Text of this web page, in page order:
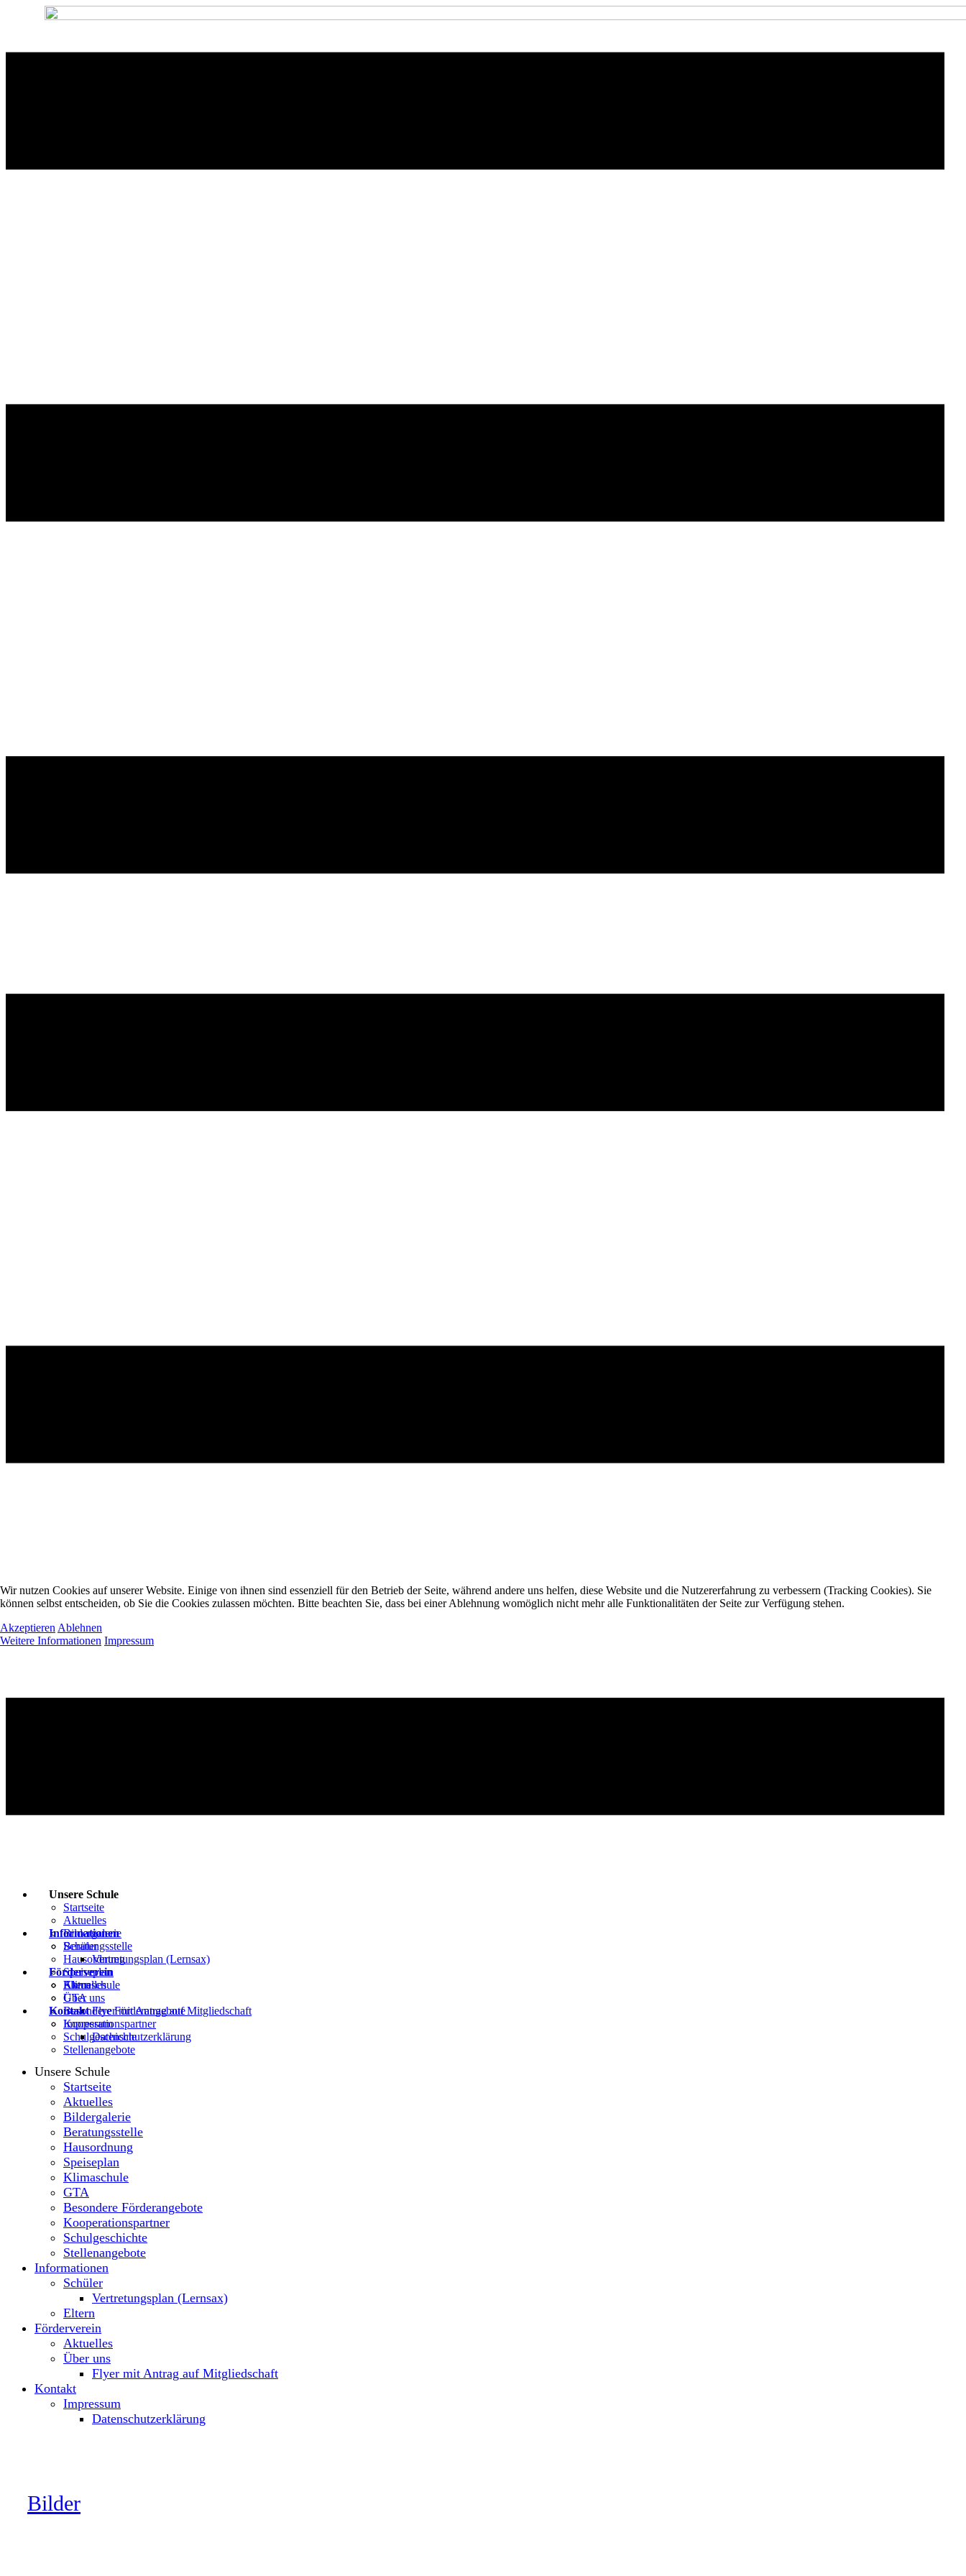
Unsere Schule
Startseite
Aktuelles
Bildergalerie
Beratungsstelle
Hausordnung
Speiseplan
Klimaschule
GTA
Besondere Förderangebote
Kooperationspartner
Schulgeschichte
Stellenangebote
Informationen
Schüler
Vertretungsplan (Lernsax)
Eltern
Förderverein
Aktuelles
Über uns
Flyer mit Antrag auf Mitgliedschaft
Kontakt
Impressum
Datenschutzerklärung
Unsere Schule
Startseite
Aktuelles
Bildergalerie
Beratungsstelle
Hausordnung
Speiseplan
Klimaschule
GTA
Besondere Förderangebote
Kooperationspartner
Schulgeschichte
Stellenangebote
Informationen
Schüler
Vertretungsplan (Lernsax)
Eltern
Förderverein
Aktuelles
Über uns
Flyer mit Antrag auf Mitgliedschaft
Kontakt
Impressum
Datenschutzerklärung
Bilder
Wir nutzen Cookies auf unserer Website. Einige von ihnen sind essenziell für den Betrieb der Seite, während andere uns helfen, diese Website und die Nutzererfahrung zu verbessern (Tracking Cookies). Sie
können selbst entscheiden, ob Sie die Cookies zulassen möchten. Bitte beachten Sie, dass bei einer Ablehnung womöglich nicht mehr alle Funktionalitäten der Seite zur Verfügung stehen.
Akzeptieren Ablehnen
Weitere Informationen Impressum